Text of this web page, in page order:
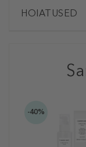
HOIATUSED
-40%